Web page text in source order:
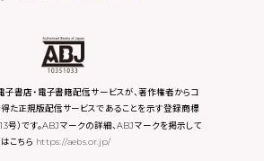
子書店・電子書籍配信サービスが、著作権者からコ
た正規版配信サービスであることを示す登録商標
号）です。ABJマークの詳細、ABJマークを掲示して
こちら https://aebs.or.jp/